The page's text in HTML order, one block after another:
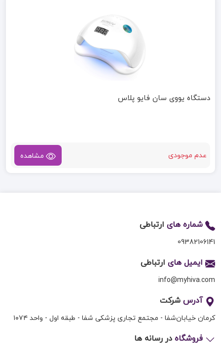
دستگاه یووی سان فایو پلاس
عدم موجودی مشاهده
شماره های ارتباطی
09382106141
ایمیل های ارتباطی
info@myhiva.com
آدرس شرکت
کرمان خیابان‌شفا - مجتمع تجاری پزشکی شفا - طبقه اول - واحد ۱۰۷۴
فروشگاه در رسانه ها